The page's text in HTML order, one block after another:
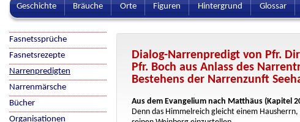
Geschichte Bräuche Orte Figuren Hintergrund Glossar
Dialog-Narrenpredigt von Pfr.
Pfr. Boch aus Anlass des
Bestehens der Narrenzunft
Aus dem Evangelium nach Matthäus (Kapitel
Denn das Himmelreich gleicht einem
Fasnetssprüche
Fasnetsrezepte
Narrenpredigten
Narrenmärsche
Bücher
Organisationen